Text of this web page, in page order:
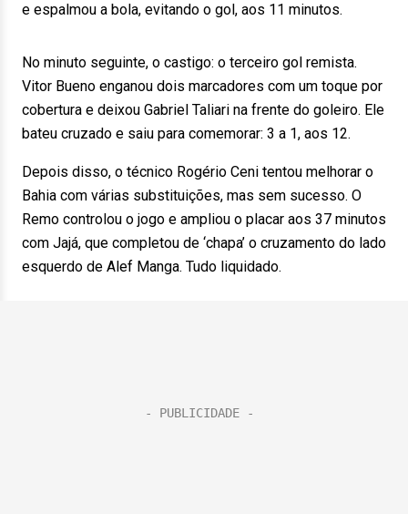
e espalmou a bola, evitando o gol, aos 11 minutos.
No minuto seguinte, o castigo: o terceiro gol remista.
Vitor Bueno enganou dois marcadores com um toque por
cobertura e deixou Gabriel Taliari na frente do goleiro. Ele
bateu cruzado e saiu para comemorar: 3 a 1, aos 12.
Depois disso, o técnico Rogério Ceni tentou melhorar o
Bahia com várias substituições, mas sem sucesso. O
Remo controlou o jogo e ampliou o placar aos 37 minutos
com Jajá, que completou de ‘chapa’ o cruzamento do lado
esquerdo de Alef Manga. Tudo liquidado.